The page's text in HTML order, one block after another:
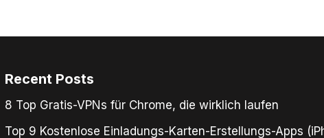
Recent Posts
8 Top Gratis-VPNs für Chrome, die wirklich laufen
Top 9 Kostenlose Einladungs-Karten-Erstellungs-Apps